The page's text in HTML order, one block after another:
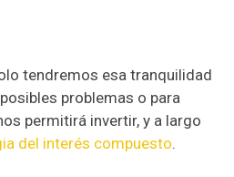
tendremos esa tranquilidad
problemas o para
permitirá invertir, y a largo
del interés compuesto.